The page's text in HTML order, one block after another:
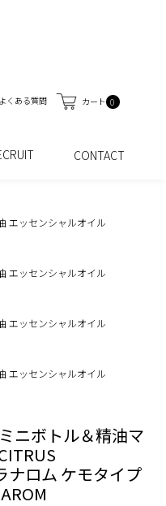
よくある質問 カート 0
CONTACT
エッセンシャルオイル
エッセンシャルオイル
エッセンシャルオイル
エッセンシャルオイル
ニボトル＆精油マ
ナロム ケモタイプ